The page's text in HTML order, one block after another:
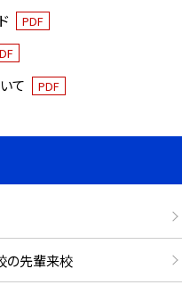
PDF
て PDF
の先輩来校